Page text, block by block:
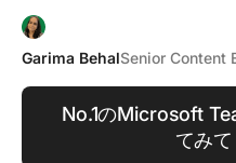
Garima BehalSenior Content
No.1のMicrosoft
てみ